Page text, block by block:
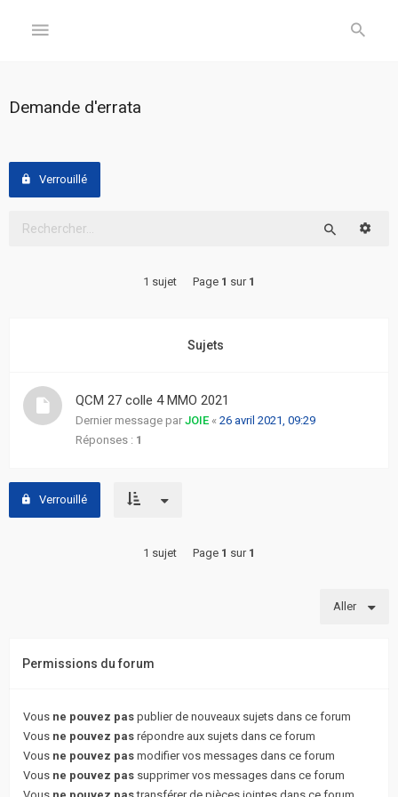
Inscription
Sujets
actifs
Recherche
Demande d'errata
Verrouillé
1 sujet Page 1 sur 1
Sujets
QCM 27 colle 4 MMO 2021
Dernier message par JOIE « 26 avril 2021, 09:29
Réponses : 1
Verrouillé
1 sujet Page 1 sur 1
Aller
Permissions du forum
Vous ne pouvez pas publier de nouveaux sujets dans ce forum
Vous ne pouvez pas répondre aux sujets dans ce forum
Vous ne pouvez pas modifier vos messages dans ce forum
Vous ne pouvez pas supprimer vos messages dans ce forum